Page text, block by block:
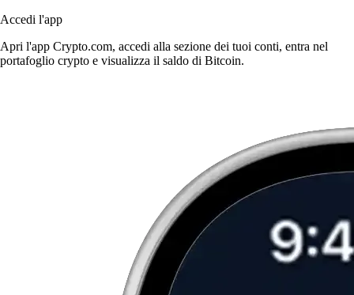
Accedi l'app
Apri l'app Crypto.com, accedi alla sezione dei tuoi conti, entra nel
portafoglio crypto e visualizza il saldo di Bitcoin.